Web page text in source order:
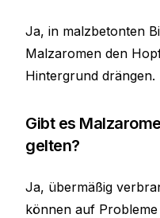
Ja, in malzbetonten
Malzaromen den
Hintergrund drängen.
Gibt es
gelten?
Ja, übermäßig
können auf